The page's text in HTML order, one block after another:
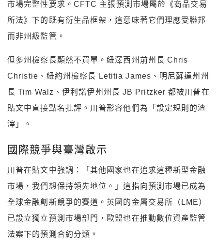
市場完整性要求。CFTC 主張預測市場屬於《商品交易
所法》下的既有衍生品框架，這意味著它們理應受聯邦
而非州級監管。
但多州檢察長顯然不買單。紐澤西州前州長 Chris
Christie、紐約州檢察長 Letitia James、明尼蘇達州州
長 Tim Walz、伊利諾伊州州長 JB Pritzker 都被川普在
貼文中直接點名批評。川普形容他們為「設定規則的渣
滓」。
國際競爭與臺灣啟示
川普在貼文中強調：「其他國家也在追求這種新型金融
市場，我們想保持領先地位。」這指向預測市場已成為
全球金融創新競爭的賽道。英國的金屬交易所（LME）
已設立獨立預測市場部門，歐盟也在推動數位資產監管
法案下的預測合約分類。